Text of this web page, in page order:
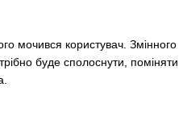
мочився користувач. Змінного
буде сполоснути, поміняти